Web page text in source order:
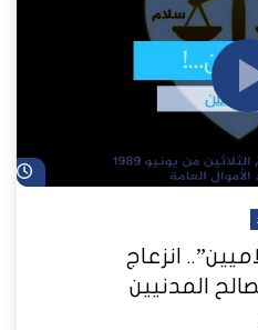
انزعاج
المدنيين